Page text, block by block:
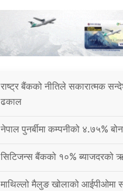
राष्ट्र बैंकको नीतिले सकारात्मक
ढकाल
नेपाल पुनर्बीमा कम्पनीको ४.७५%
सिटिजन्स बैंकको १०% ब्याजदरको
माथिल्लो मैलुङ खोलाको आईपीओमा